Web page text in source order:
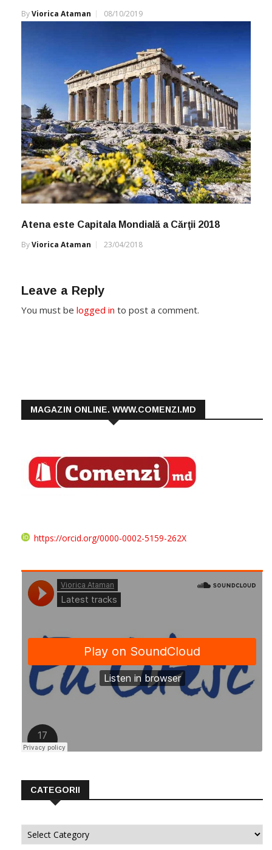
ByViorica Ataman 08/10/2019
Atena este Capitala Mondială a Cărţii 2018
ByViorica Ataman 23/04/2018
Leave a Reply
You must be logged in to post a comment.
MAGAZIN ONLINE. WWW.COMENZI.MD
https://orcid.org/0000-0002-5159-262X
CATEGORII
Categorii